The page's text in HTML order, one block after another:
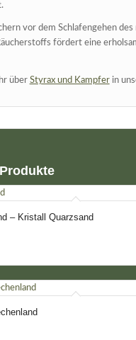
vor dem Schlafengehen
fördert eine
über Styrax und Kampferin
– Kristall Quarzsand